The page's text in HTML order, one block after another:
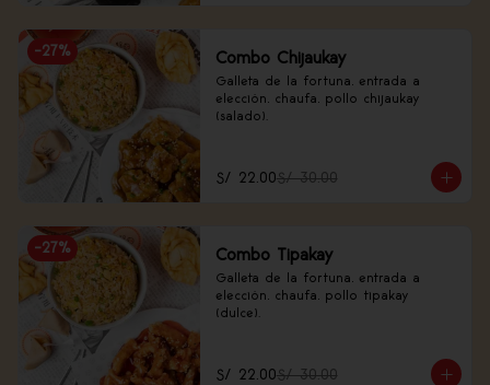
-27% Combo Chijaukay
Galleta de la fortuna, entrada a
elección, chaufa, pollo chijaukay
(salado).
S/ 22.00S/ 30.00
-27% Combo Tipakay
Galleta de la fortuna, entrada a
elección, chaufa, pollo tipakay
(dulce).
S/ 22.00S/ 30.00